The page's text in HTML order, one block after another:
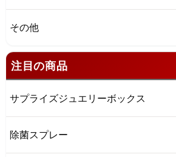
その他
注目の商品
サプライズジュエリーボックス
除菌スプレー